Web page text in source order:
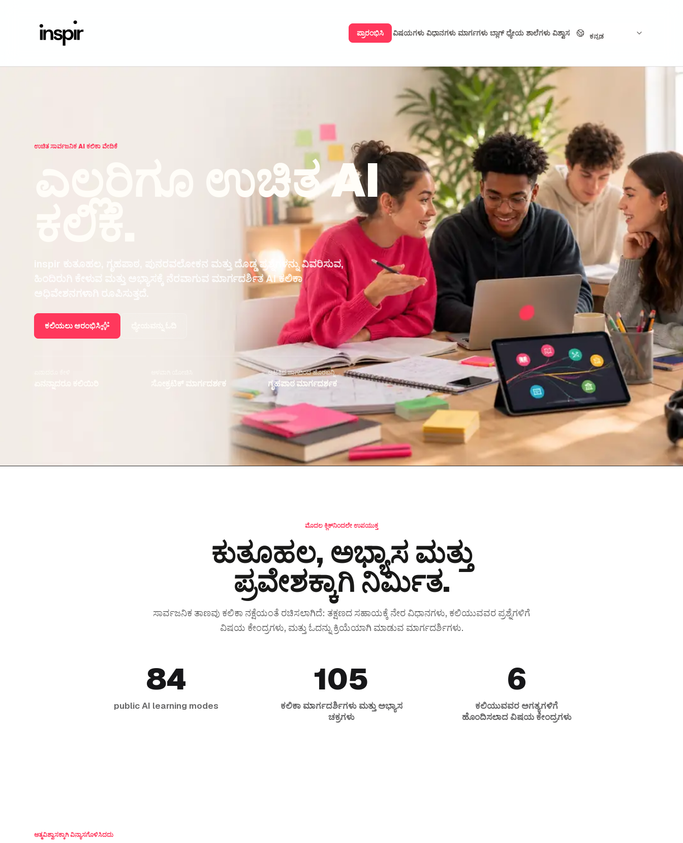
ಪ್ರಾರಂಭಿಸಿ ವಿಷಯಗಳು ವಿಧಾನಗಳು ಮಾರ್ಗಗಳು ಬ್ಲಾಗ್ ಧ್ಯೇಯ ಶಾಲೆಗಳು ವಿಶ್ವಾಸ ಕನ್ನಡ
ಉಚಿತ ಸಾರ್ವಜನಿಕ AI ಕಲಿಕಾ ವೇದಿಕೆ
ಎಲ್ಲರಿಗೂ ಉಚಿತ AI
inspir ಕುತೂಹಲ, ಗೃಹಪಾಠ, ಪುನರವಲೋಕನ ಮತ್ತು ದೊಡ್ಡ ಪ್ರಶ್ನೆಗಳನ್ನು ವಿವರಿಸುವ,
ಹಿಂದಿರುಗಿ ಕೇಳುವ ಮತ್ತು ಅಭ್ಯಾಸಕ್ಕೆ ನೆರವಾಗುವ ಮಾರ್ಗದರ್ಶಿತ AI ಕಲಿಕಾ
ಅಧಿವೇಶನಗಳಾಗಿ ರೂಪಿಸುತ್ತದೆ.
ಕಲಿಯಲು ಆರಂಭಿಸಿ
ಸೋಕ್ರಟಿಕ್ ಮಾರ್ಗದರ್ಶಕ
ಅಟಕಿದ ಜಾಗದಿಂದ ಹೊರಬನ್ನಿ
ಗೃಹಪಾಠ ಮಾರ್ಗದರ್ಶಕ
0:15
0:00
0:07 0:15
0:23
ಮೊದಲ ಕ್ಲಿಕ್‌ನಿಂದಲೇ ಉಪಯುಕ್ತ
ಕುತೂಹಲ, ಅಭ್ಯಾಸ ಮತ್ತು
ಪ್ರವೇಶಕ್ಕಾಗಿ ನಿರ್ಮಿತ.
ಸಾರ್ವಜನಿಕ ತಾಣವು ಕಲಿಕಾ ನಕ್ಷೆಯಂತೆ ರಚಿಸಲಾಗಿದೆ: ತಕ್ಷಣದ ಸಹಾಯಕ್ಕೆ ನೇರ ವಿಧಾನಗಳು, ಕಲಿಯುವವರ ಪ್ರಶ್ನೆಗಳಿಗೆ
ವಿಷಯ ಕೇಂದ್ರಗಳು, ಮತ್ತು ಓದನ್ನು ಕ್ರಿಯೆಯಾಗಿ ಮಾಡುವ ಮಾರ್ಗದರ್ಶಿಗಳು.
84
public AI learning modes
105
ಕಲಿಕಾ ಮಾರ್ಗದರ್ಶಿಗಳು ಮತ್ತು ಅಭ್ಯಾಸ
ಚಕ್ರಗಳು
6
ಕಲಿಯುವವರ ಅಗತ್ಯಗಳಿಗೆ
ಹೊಂದಿಸಲಾದ ವಿಷಯ ಕೇಂದ್ರಗಳು
ಆತ್ಮವಿಶ್ವಾಸಕ್ಕಾಗಿ ವಿನ್ಯಾಸಗೊಳಿಸಿದದು